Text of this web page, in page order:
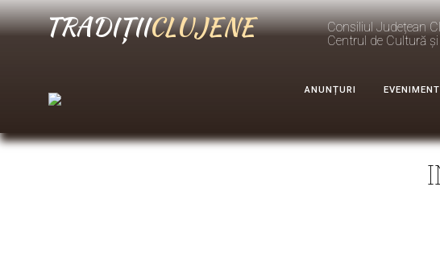
TRADIȚIICLUJENE
Consiliul Județean
Centrul de Cultură
ANUNȚURI